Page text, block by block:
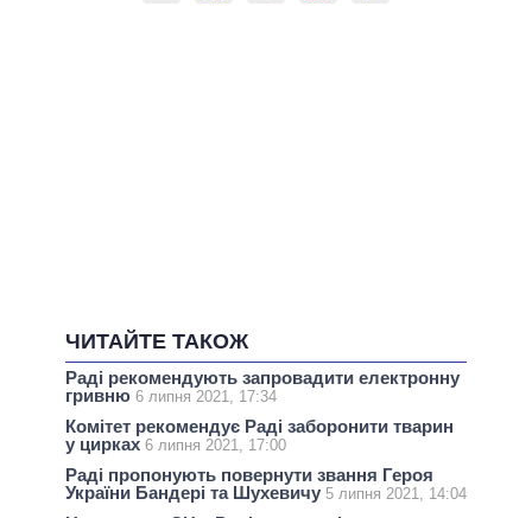
ЧИТАЙТЕ ТАКОЖ
Раді рекомендують запровадити електронну
гривню 6 липня 2021, 17:34
Комітет рекомендує Раді заборонити тварин
у цирках 6 липня 2021, 17:00
Раді пропонують повернути звання Героя
України Бандері та Шухевичу 5 липня 2021, 14:04